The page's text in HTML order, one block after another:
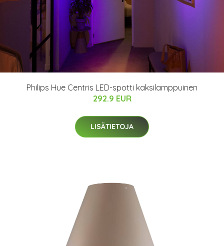
Philips Hue Centris LED-spotti kaksilamppuinen
292.9 EUR
LISÄTIETOJA